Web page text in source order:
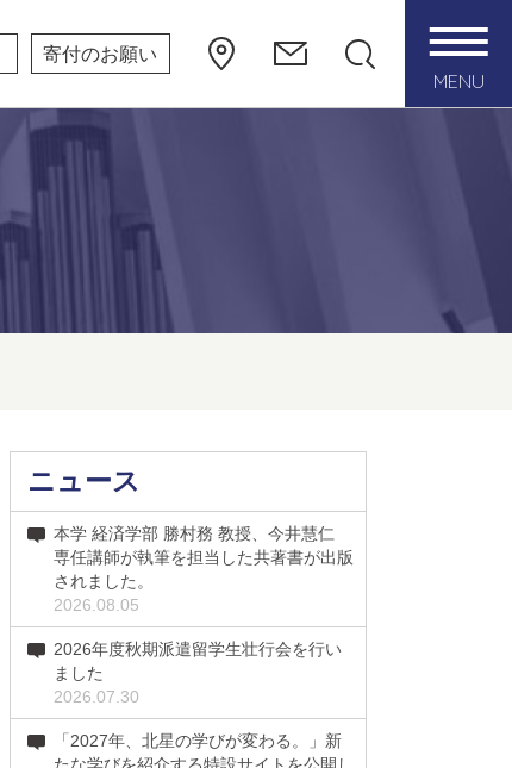
寄付のお願い
MENU
ニュース
本学 経済学部 勝村務 教授、今井慧仁
専任講師が執筆を担当した共著書が出版
されました。
2026.08.05
2026年度秋期派遣留学生壮行会を行い
ました
2026.07.30
「2027年、北星の学びが変わる。」新